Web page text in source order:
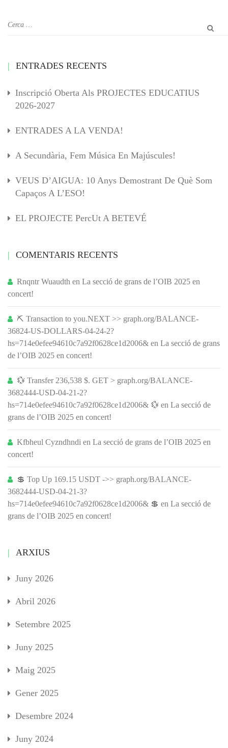
ENTRADES RECENTS
Inscripció Oberta Als PROJECTES EDUCATIUS
2026-2027
ENTRADES A LA VENDA!
A Secundària, Fem Música En Majúscules!
VEUS D’AIGUA: 10 Anys Demostrant De Què Som
Capaços A L’ESO!
EL PROJECTE PercUt A BETEVÉ
COMENTARIS RECENTS
Rnqntr Wuaudth en La secció de grans de l’OIB 2025 en
concert!
⛏ Transaction to you.NEXT >> graph.org/BALANCE-
36824-US-DOLLARS-04-24-2?
hs=714e0efee94610c7a92f0628ce1d2006& en La secció de grans
de l’OIB 2025 en concert!
💱 Transfer 236,538 $. GET > graph.org/BALANCE-
3682444-USD-04-21-2?
hs=714e0efee94610c7a92f0628ce1d2006& 💱 en La secció de
grans de l’OIB 2025 en concert!
Kfbheul Cyzndhndi en La secció de grans de l’OIB 2025 en
concert!
💲 Top Up 169.15 USDT ->> graph.org/BALANCE-
3682444-USD-04-21-3?
hs=714e0efee94610c7a92f0628ce1d2006& 💲 en La secció de
grans de l’OIB 2025 en concert!
ARXIUS
Juny 2026
Abril 2026
Setembre 2025
Juny 2025
Maig 2025
Gener 2025
Desembre 2024
Juny 2024